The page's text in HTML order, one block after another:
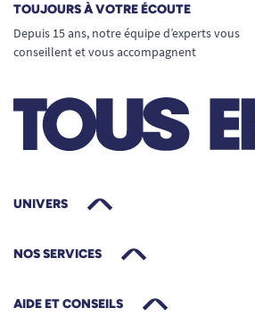
TOUJOURS À VOTRE ÉCOUTE
Depuis 15 ans, notre équipe d’experts vous
conseillent et vous accompagnent
UNIVERS
NOS SERVICES
AIDE ET CONSEILS